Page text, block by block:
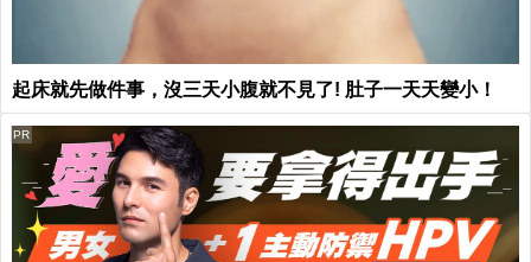
起床就先做件事，沒三天小腹就不見了! 肚子一天天變小！
PR